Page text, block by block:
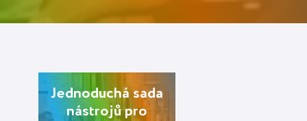
Jednoduchá sada
nástrojů pro